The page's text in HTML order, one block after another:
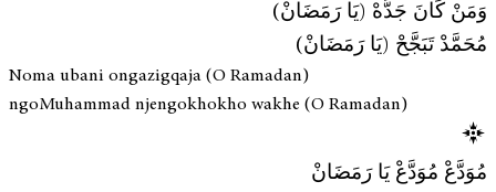
وَمَنْ كَانَ جَدُّهْ (يَا رَمَضَانْ)
مُحَمَّدْ تَبَجَّحْ (يَا رَمَضَانْ)
Noma ubani ongazigqaja (O Ramadan)
ngoMuhammad njengokhokho wakhe (O Ramadan)
مُوَدَّعْ مُوَدَّعْ يَا رَمَضَانْ